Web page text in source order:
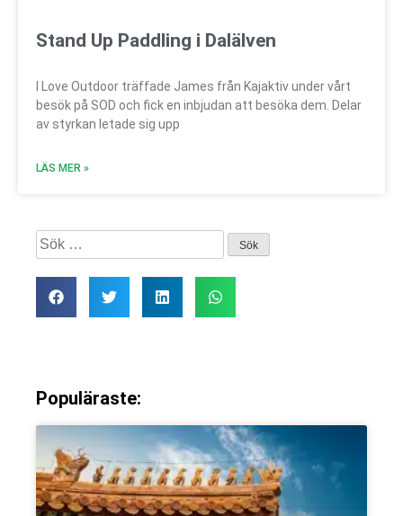
Stand Up Paddling i Dalälven
I Love Outdoor träffade James från Kajaktiv under vårt
besök på SOD och fick en inbjudan att besöka dem. Delar
av styrkan letade sig upp
LÄS MER »
Populäraste: